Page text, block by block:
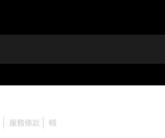
服務條款
輔